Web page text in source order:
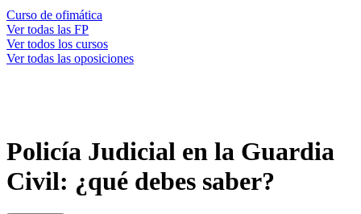
Curso de ofimática
Ver todas las FP
Ver todos los cursos
Ver todas las oposiciones
Policía Judicial en la Guardia
Civil: ¿qué debes saber?